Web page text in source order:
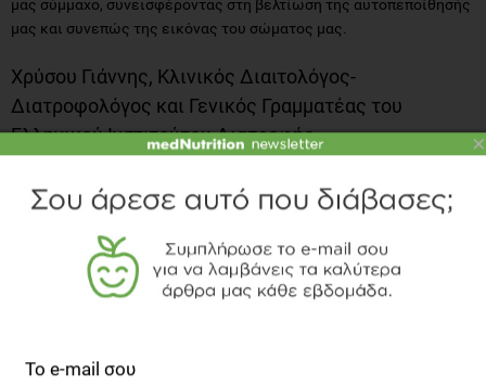
μας σύμμαχο, συνεισφέροντας στη βελτίωση της αυτοπεποίθησής
μας και συνεπώς της εικόνας του σώματος μας.
Χρύσου Γιάννης, Κλινικός Διαιτολόγος-
Διατροφολόγος και Γενικός Γραμματέας του
Ελληνικού Ινστιτούτου Διατροφής
Η γυμναστική μπορεί να βοηθήσει ένα άτομο να αγαπήσει το σώμα
του;
Η ήπια άσκηση μπορεί να βοηθήσει το άτομο να έρθει σε επαφή με
το σώμα του. Να εντοπίσει τα σημεία που μπορεί να χρειάζονται
βελτίωση. Να νιώσει πιο σίγουρο εκτελώντας τις καθημερινές
του κινήσεις. Με τον τρόπο αυτό και καθώς το σώμα του
εξυπηρετεί κάθε μέρα και καλύτερα τις προσδοκίες του, μαθαίνει
κίνητρα και να ακολουθήσει ένα πλάνο άσκησης, όπως και
×